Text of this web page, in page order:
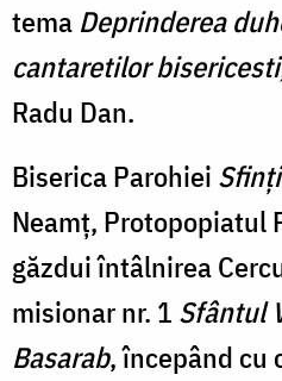
tema Deprinderea
cantaretilor
Radu Dan.
Biserica Parohiei
Neamț, Protopopiatul
găzdui întâlnirea
misionar nr. 1 Sfântul
Basarab, începând cu